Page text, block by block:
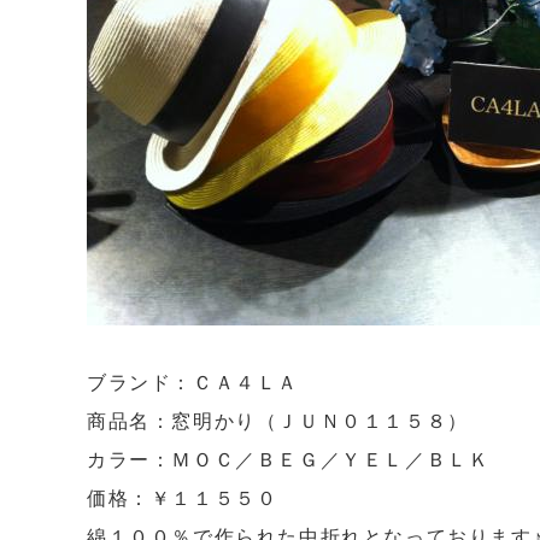
ブランド：ＣＡ４ＬＡ
商品名：窓明かり（ＪＵＮ０１１５８）
カラー：ＭＯＣ／ＢＥＧ／ＹＥＬ／ＢＬＫ
価格：￥１１５５０